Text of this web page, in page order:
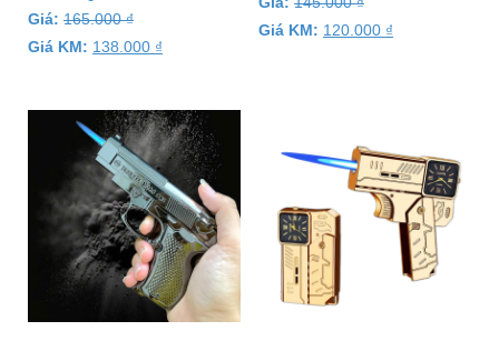
Giá: 165.000₫
Giá KM: 138.000 ₫
Giá KM: 120.000 ₫